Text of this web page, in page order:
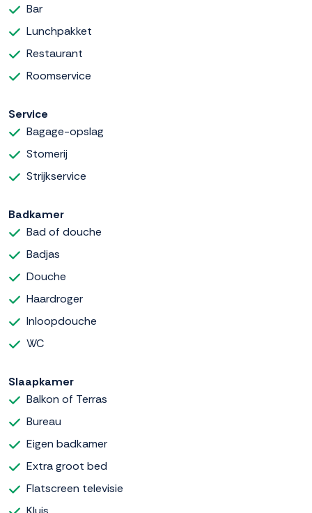
Bar
Lunchpakket
Restaurant
Roomservice
Service
Bagage-opslag
Stomerij
Strijkservice
Badkamer
Bad of douche
Badjas
Douche
Haardroger
Inloopdouche
WC
Slaapkamer
Balkon of Terras
Bureau
Eigen badkamer
Extra groot bed
Flatscreen televisie